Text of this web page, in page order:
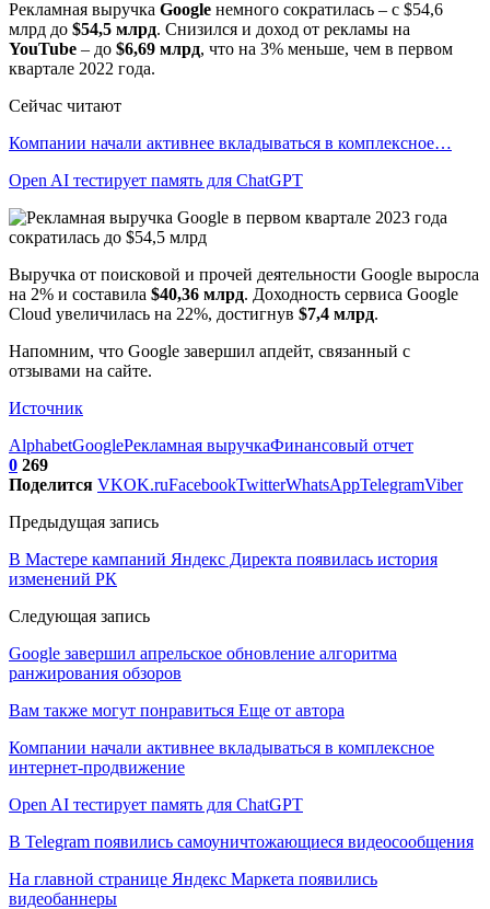
Рекламная выручка Google немного сократилась – с $54,6
млрд до $54,5 млрд. Снизился и доход от рекламы на
YouTube – до $6,69 млрд, что на 3% меньше, чем в первом
квартале 2022 года.
Сейчас читают
Компании начали активнее вкладываться в комплексное…
Open AI тестирует память для ChatGPT
Выручка от поисковой и прочей деятельности Google выросла
на 2% и составила $40,36 млрд. Доходность сервиса Google
Cloud увеличилась на 22%, достигнув $7,4 млрд.
Напомним, что Google завершил апдейт, связанный с
отзывами на сайте.
Источник
AlphabetGoogleРекламная выручкаФинансовый отчет
0 269
Поделится VKOK.ruFacebookTwitterWhatsAppTelegramViber
Предыдущая запись
В Мастере кампаний Яндекс Директа появилась история
изменений РК
Следующая запись
Google завершил апрельское обновление алгоритма
ранжирования обзоров
Вам также могут понравиться Еще от автора
Компании начали активнее вкладываться в комплексное
интернет-продвижение
Open AI тестирует память для ChatGPT
В Telegram появились самоуничтожающиеся видеосообщения
На главной странице Яндекс Маркета появились
видеобаннеры